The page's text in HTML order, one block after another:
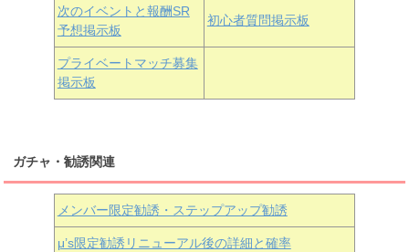
朝香果林 近江彼方 エマ・ヴェルデ
次のイベントと報酬SR
予想掲示板
初心者質問掲示板
プライベートマッチ募集
掲示板
ガチャ・勧誘関連
メンバー限定勧誘・ステップアップ勧誘
μ’s限定勧誘リニューアル後の詳細と確率